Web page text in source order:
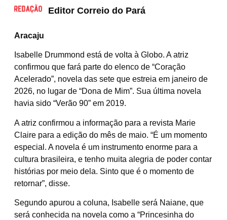
Editor Correio do Pará
Aracaju
Isabelle Drummond está de volta à Globo. A atriz
confirmou que fará parte do elenco de “Coração
Acelerado”, novela das sete que estreia em janeiro de
2026, no lugar de “Dona de Mim”. Sua última novela
havia sido “Verão 90” em 2019.
A atriz confirmou a informação para a revista Marie
Claire para a edição do mês de maio. “É um momento
especial. A novela é um instrumento enorme para a
cultura brasileira, e tenho muita alegria de poder contar
histórias por meio dela. Sinto que é o momento de
retornar”, disse.
Segundo apurou a coluna, Isabelle será Naiane, que
será conhecida na novela como a “Princesinha do